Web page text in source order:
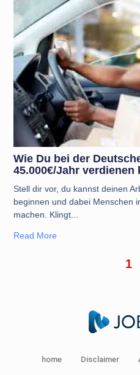
Wie Du bei der
45.000€/Jahr
Stell dir vor, du kannst deinen
beginnen und dabei Menschen
machen. Klingt
Read More
1
home Disclaimer